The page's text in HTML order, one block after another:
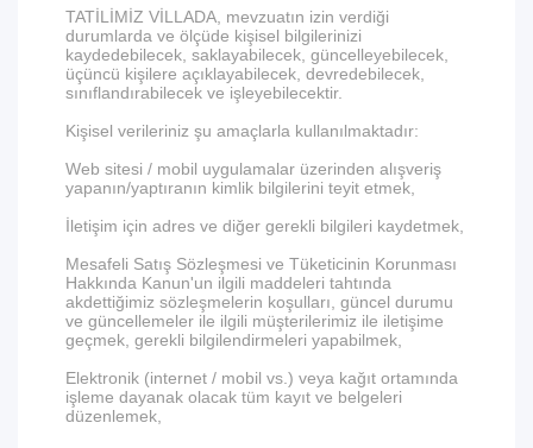
TATİLİMİZ VİLLADA, mevzuatın izin verdiği
durumlarda ve ölçüde kişisel bilgilerinizi
kaydedebilecek, saklayabilecek, güncelleyebilecek,
üçüncü kişilere açıklayabilecek, devredebilecek,
sınıflandırabilecek ve işleyebilecektir.
Kişisel verileriniz şu amaçlarla kullanılmaktadır:
Web sitesi / mobil uygulamalar üzerinden alışveriş
yapanın/yaptıranın kimlik bilgilerini teyit etmek,
İletişim için adres ve diğer gerekli bilgileri kaydetmek,
Mesafeli Satış Sözleşmesi ve Tüketicinin Korunması
Hakkında Kanun'un ilgili maddeleri tahtında
akdettiğimiz sözleşmelerin koşulları, güncel durumu
ve güncellemeler ile ilgili müşterilerimiz ile iletişime
geçmek, gerekli bilgilendirmeleri yapabilmek,
Elektronik (internet / mobil vs.) veya kağıt ortamında
işleme dayanak olacak tüm kayıt ve belgeleri
düzenlemek,